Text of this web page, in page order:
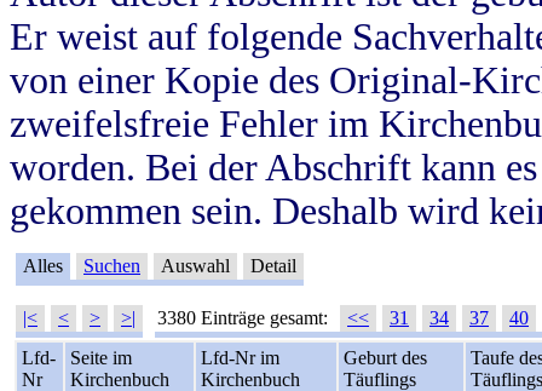
Er weist auf folgende
von einer Kopie des Original-
zweifelsfreie Fehler im
worden. Bei der Abschrift kann
gekommen sein. Deshalb wird
Alles Suchen Auswahl Detail
|< < > >| 3380 Einträge gesamt: << 31 34 37
40
Lfd-
Nr
Seite im
Kirchenbuch
Lfd-Nr im
Kirchenbuch
Geburt des
Täuflings
Taufe
Täuflings